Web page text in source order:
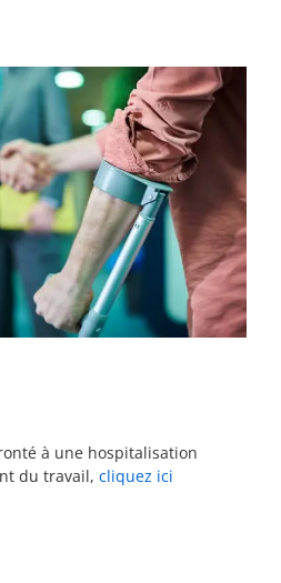
à une hospitalisation
du travail,cliquez ici